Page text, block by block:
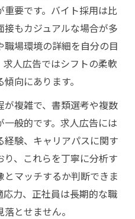
要です。バイト採用は比
もカジュアルな場合が多
場環境の詳細を自分の目
人広告ではシフトの柔軟
向にあります。
複雑で、書類選考や複数
般的です。求人広告には
験、キャリアパスに関す
、これらを丁寧に分析す
マッチするか判断できま
力、正社員は長期的な職
とせません。